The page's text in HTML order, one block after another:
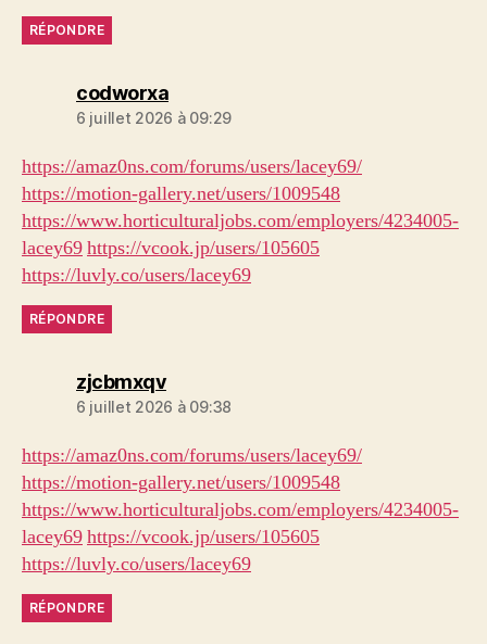
RÉPONDRE
codworxadit :
6 juillet 2026 à 09:29
https://amaz0ns.com/forums/users/lacey69/
https://motion-gallery.net/users/1009548
https://www.horticulturaljobs.com/employers/4234005-
lacey69https://vcook.jp/users/105605
https://luvly.co/users/lacey69
RÉPONDRE
zjcbmxqvdit :
6 juillet 2026 à 09:38
https://amaz0ns.com/forums/users/lacey69/
https://motion-gallery.net/users/1009548
https://www.horticulturaljobs.com/employers/4234005-
lacey69https://vcook.jp/users/105605
https://luvly.co/users/lacey69
RÉPONDRE